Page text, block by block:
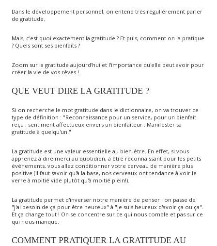
Dans le développement personnel, on entend très régulièrement parler
de gratitude.
Mais, c'est quoi exactement la gratitude ? Et puis, comment on la pratique
? Quels sont ses bienfaits ?
Zoom sur la gratitude aujourd'hui et l'importance qu'elle peut avoir pour
créer la vie de vos rêves !
QUE VEUT DIRE LA GRATITUDE ?
Si on recherche le mot gratitude dans le dictionnaire, on va trouver ce
type de définition : "Reconnaissance pour un service, pour un bienfait
reçu ; sentiment affectueux envers un bienfaiteur : Manifester sa
gratitude à quelqu'un."
La gratitude est une valeur essentielle au bien-être. En effet, si vous
apprenez à dire merci au quotidien, à être reconnaissant pour les petits
événements, vous allez conditionner votre cerveau de manière plus
positive (il faut savoir qu'à la base, nos cerveaux ont tendance à voir le
verre à moitié vide plutôt qu'à moitié plein!).
La gratitude permet d'inverser notre manière de penser : on passe de
"j'ai besoin de ça pour être heureux" à "je suis heureux d'avoir ça ou ça".
Et ça change tout ! On se concentre sur ce qui nous comble et pas sur ce
qui nous manque.
COMMENT PRATIQUER LA GRATITUDE AU